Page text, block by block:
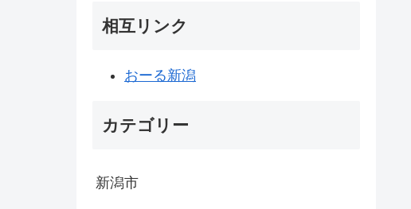
相互リンク
おーる新潟
カテゴリー
新潟市